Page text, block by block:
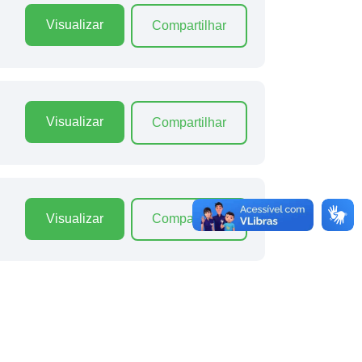
Visualizar Compartilhar
Visualizar Compartilhar
Visualizar Compartilhar